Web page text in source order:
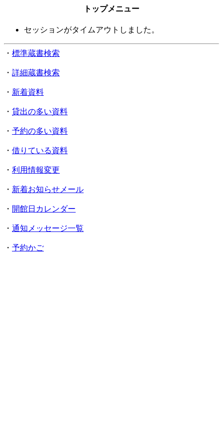
トップメニュー
セッションがタイムアウトしました。
・ 標準蔵書検索
・ 詳細蔵書検索
・ 新着資料
・ 貸出の多い資料
・ 予約の多い資料
・ 借りている資料
・ 利用情報変更
・ 新着お知らせメール
・ 開館日カレンダー
・ 通知メッセージ一覧
・ 予約かご